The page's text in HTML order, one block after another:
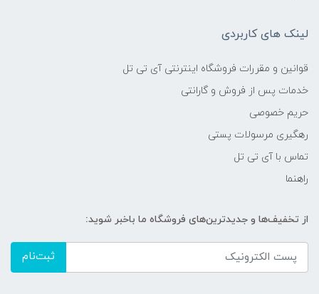
لینک های کاربردی
قوانین و مقررات فروشگاه اینترنتی آی تی تل
خدمات پس از فروش و گارانتی
حریم خصوصی
رهگیری مرسولات پستی
تماس با آی تی تل
راهنما
از تخفیف‌ها و جدیدترین‌های فروشگاه ما باخبر شوید:
ثبت‌نام